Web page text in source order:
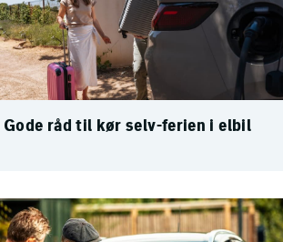
Gode råd til kør selv-ferien i elbil